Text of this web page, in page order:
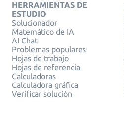
HERRAMIENTAS DE
ESTUDIO
Solucionador
Matemático de IA
AI Chat
Problemas populares
Hojas de trabajo
Hojas de referencia
Calculadoras
Calculadora gráfica
Verificar solución